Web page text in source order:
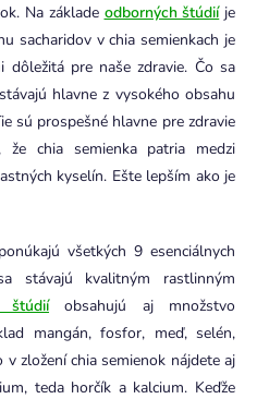
Na základe odborných štúdiíje
sacharidov v chia semienkach je
dôležitá pre naše zdravie. Čo sa
hlavne z vysokého obsahu
sú prospešné hlavne pre zdravie
že chia semienka patria medzi
kyselín. Ešte lepším ako je
všetkých 9 esenciálnych
stávajú kvalitným rastlinným
štúdiíobsahujú aj množstvo
mangán, fosfor, meď, selén,
v zložení chia semienok nájdete aj
teda horčík a kalcium. Keďže